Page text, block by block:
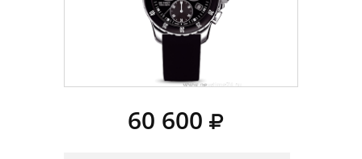
60 600